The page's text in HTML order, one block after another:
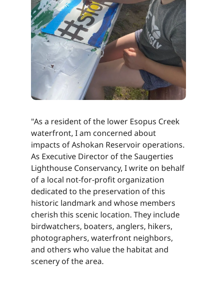
"As a resident of the lower Esopus Creek
waterfront, I am concerned about
impacts of Ashokan Reservoir operations.
As Executive Director of the Saugerties
Lighthouse Conservancy, I write on behalf
of a local not-for-profit organization
dedicated to the preservation of this
historic landmark and whose members
cherish this scenic location. They include
birdwatchers, boaters, anglers, hikers,
photographers, waterfront neighbors,
and others who value the habitat and
scenery of the area.​​​​‌ ‍ ​‍​‍‌‍ ‌ ​‍‌‍‍‌‌‍‌ ‌‍‍‌‌‍ ‍​‍​‍​ ‍‍​‍​‍‌ ​ ‌‍​‌‌‍ ‍‌‍‍‌‌ ‌​‌ ‍‌​‍ ‍‌‍‍‌‌‍ ​‍​‍​‍ ​​‍​‍‌‍‍​‌ ​‍‌‍‌‌‌‍‌‍​‍​‍​ ‍‍​‍​‍‌‍‍​‌ ‌​‌ ‌​‌ ​​‌ ​ ​ ‍‍​‍ ​‍ ‌‍​ ‌‍ ‌‌ ​ ​‍ ‍‌‍ ‌‌‍​‌‌‍‍‌‌‍ ‍​‍ ‍​ ​‍​ ​​​ ​‍​ ‌​‌ ​‍‌‍‌‌‌‍‌​‌‍‌‌‌ ​ ‌‍‍‌‌‍‌ ‌‍ ‍​‍ ‍‌ ​‍‌‍‍‌‌ ‌‍‌‍‌‌‌ ​‍‌‍‍ ‌‍‌‌‌‍‌‌‌ ​​‌‍‌‌‌ ​‍​‍ ‍‌‍ ‌ ​‍‌‍‌ ​‍ ‌‍‍‌‌‍ ‍‌ ‌​‌‍‌‌‌‍ ‍‌ ‌​​‍ ‌‍‌‌‌‍‌​‌‍‍‌‌ ‌​​‍ ‌‍ ‌‌‍ ‌‍‌​‌‍‌‌​ ‌‌ ​​‌ ​‍‌‍‌‌‌ ​ ‌‍‌‌‌‍ ‍‌ ‌​‌‍​‌‌ ‌​‌‍‍‌‌‍ ‌‍ ‍​ ‍ ‌‍‍‌‌‍‌​​ ‌​ ‌ ​ ​‌​ ​‌​ ​‌​ ​ ‌‍​‌​ ​​​ ​ ​‍ ‌​ ​‌​ ‌​​ ‌‌‌‍​ ​‍ ‌​ ‌​‌‍​‍​ ‌‌​ ‌ ​‍ ‌‌‍​‍​ ​​​ ‌‍‌‍​ ​‍ ‌​ ​​​ ‌ ​ ‌‌​ ​​​ ‍‌​ ​ ​ ​‍‌‍‌‍​ ​​​ ‍‌​ ​‌‌‍​‌​ ‍ ‌ ‌​‌ ‍‌‌ ​​‌‍‌‌​ ‌‌‍​‌‌ ​‍‌ ‌​‌‍‍‌‌‍​ ‌‍ ​‌‍‌‌​ ‍ ‌ ​​‌‍​‌‌ ‌​‌‍‍​​ ‌‌‍​ ‌‍ ‌‍ ‍‌ ‌​‌‍‌‌‌‍ ‍‌ ‌​​‍‌‌​ ‌‌‌​​‍‌‌ ‌‍‍ ‌‍‌‌‌ ‍‌​‍‌‌​ ​ ‌​‌​​‍‌‌​ ​ ‌​‌​​‍‌‌​ ​‍​ ​‍​ ​ ‌‍​‍‌‍‌​‌‍​‍‌‍​‌​ ​‌​ ‍​‌‍​ ‌‍‌‍‌‍‌‌‌‍​‌‌‍‌‌​‍‌‌​ ​‍​ ​‍​‍‌‌​ ‌‌‌​‌​​‍ ‍‌‍​ ‌‍‍​‌‍‍‌‌‍ ​‌‍‌​‌ ​‍‌‍‌‌‌‍ ‍​‍‌‌​ ‌‌‌​​‍‌‌ ‌‍‍ ‌‍‌‌‌ ‍‌​‍‌‌​ ​ ‌​‌​​‍‌‌​ ​ ‌​‌​​‍‌‌​ ​‍​ ​‍​ ​ ‌‍​‍‌‍‌​‌‍​‍‌‍​‌​ ​‌​ ‍​‌‍​ ‌‍‌‍‌‍‌‌‌‍​‌‌‍‌‌​ ​​​‍‌‌​ ​‍​ ​‍​‍‌‌​ ‌‌‌​‌​​‍ ‍‌ ‌​‌‍‌‌‌ ‍​‌ ‌​​ ‌‍​‍‌‍​‌‌ ​ ‌‍‌‌‌‌‌‌‌ ​‍‌‍ ​​ ‌‌‍‍​‌ ‌​‌ ‌​‌ ​​‌ ​ ​‍‌‌​ ​ ‌​​‌​‍‌‌​ ​‍‌​‌‍​‍‌‌​ ​‍‌​‌‍‌‍​ ‌‍ ‌‌ ​ ​‍ ‍‌‍ ‌‌‍​‌‌‍‍‌‌‍ ‍​‍ ‍​ ​‍​ ​​​ ​‍​ ‌​‌ ​‍‌‍‌‌‌‍‌​‌‍‌‌‌ ​ ‌‍‍‌‌‍‌ ‌‍ ‍​‍ ‍‌ ​‍‌‍‍‌‌ ‌‍‌‍‌‌‌ ​‍‌‍‍ ‌‍‌‌‌‍‌‌‌ ​​‌‍‌‌‌ ​‍​‍ ‍‌‍ ‌ ​‍‌‍‌ ​‍‌‍‌‍‍‌‌‍‌​​ ‌​ ‌ ​ ​‌​ ​‌​ ​‌​ ​ ‌‍​‌​ ​​​ ​ ​‍ ‌​ ​‌​ ‌​​ ‌‌‌‍​ ​‍ ‌​ ‌​‌‍​‍​ ‌‌​ ‌ ​‍ ‌‌‍​‍​ ​​​ ‌‍‌‍​ ​‍ ‌​ ​​​ ‌ ​ ‌‌​ ​​​ ‍‌​ ​ ​ ​‍‌‍‌‍​ ​​​ ‍‌​ ​‌‌‍​‌​‍‌‍‌ ‌​‌ ‍‌‌ ​​‌‍‌‌​ ‌‌‍​‌‌ ​‍‌ ‌​‌‍‍‌‌‍​ ‌‍ ​‌‍‌‌​‍‌‍‌ ​​‌‍​‌‌ ‌​‌‍‍​​ ‌‌‍​ ‌‍ ‌‍ ‍‌ ‌​‌‍‌‌‌‍ ‍‌ ‌​​‍‌‌​ ‌‌‌​​‍‌‌ ‌‍‍ ‌‍‌‌‌ ‍‌​‍‌‌​ ​ ‌​‌​​‍‌‌​ ​ ‌​‌​​‍‌‌​ ​‍​ ​‍​ ​ ‌‍​‍‌‍‌​‌‍​‍‌‍​‌​ ​‌​ ‍​‌‍​ ‌‍‌‍‌‍‌‌‌‍​‌‌‍‌‌​‍‌‌​ ​‍​ ​‍​‍‌‌​ ‌‌‌​‌​​‍ ‍‌‍​ ‌‍‍​‌‍‍‌‌‍ ​‌‍‌​‌ ​‍‌‍‌‌‌‍ ‍​‍‌‌​ ‌‌‌​​‍‌‌ ‌‍‍ ‌‍‌‌‌ ‍‌​‍‌‌​ ​ ‌​‌​​‍‌‌​ ​ ‌​‌​​‍‌‌​ ​‍​ ​‍​ ​ ‌‍​‍‌‍‌​‌‍​‍‌‍​‌​ ​‌​ ‍​‌‍​ ‌‍‌‍‌‍‌‌‌‍​‌‌‍‌‌​ ​​​‍‌‌​ ​‍​ ​‍​‍‌‌​ ‌‌‌​‌​​‍ ‍‌ ‌​‌‍‌‌‌ ‍​‌ ‌​​‍‌‍‌ ​​‌‍‌‌‌ ​‍‌ ​ ‌ ​​‌‍‌‌‌‍​ ‌ ‌​‌‍‍‌‌ ‌‍‌‍‌‌​ ‌‌ ​​‌ ‌‌‌‍​‍‌‍ ​‌‍‍‌‌ ​ ‌‍‍​‌‍‌‌‌‍‌​​‍​‍‌ ‌